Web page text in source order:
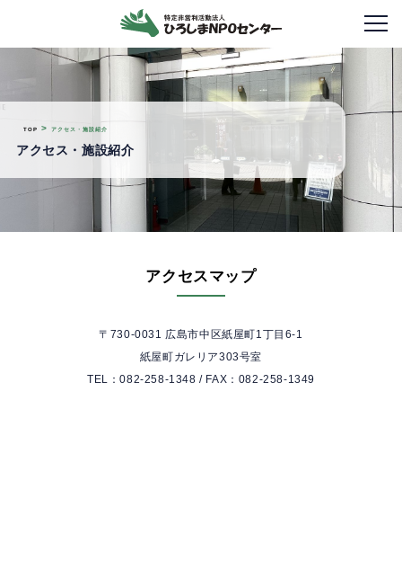
メニ
TOP > アクセス・施設紹介
アクセス・施設紹介
アクセスマップ
〒730-0031 広島市中区紙屋町1丁目6-1
紙屋町ガレリア303号室
TEL：082-258-1348 / FAX：082-258-1349